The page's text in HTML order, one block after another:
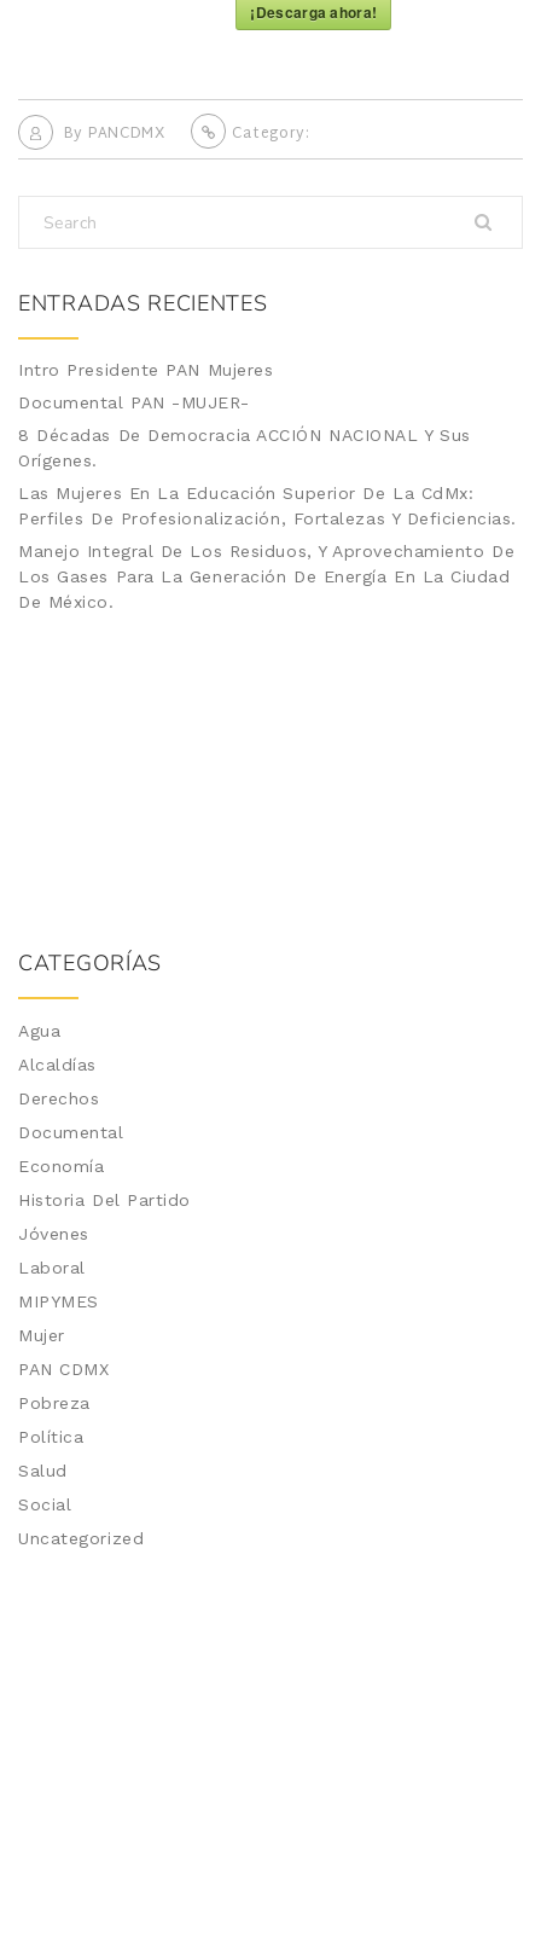
¡Descarga ahora!
By PANCDMX Category:
ENTRADAS RECIENTES
Intro Presidente PAN Mujeres
Documental PAN -MUJER-
8 Décadas De Democracia ACCIÓN NACIONAL Y Sus
Orígenes.
Las Mujeres En La Educación Superior De La CdMx:
Perfiles De Profesionalización, Fortalezas Y Deficiencias.
Manejo Integral De Los Residuos, Y Aprovechamiento De
Los Gases Para La Generación De Energía En La Ciudad
De México.
CATEGORÍAS
Agua
Alcaldías
Derechos
Documental
Economía
Historia Del Partido
Jóvenes
Laboral
MIPYMES
Mujer
PAN CDMX
Pobreza
Política
Salud
Social
Uncategorized